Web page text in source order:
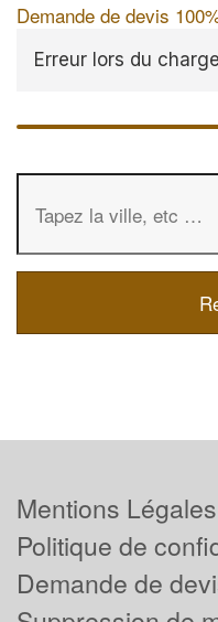
Demande de devis
Erreur lors du
Mentions Légales
Politique de
Demande de